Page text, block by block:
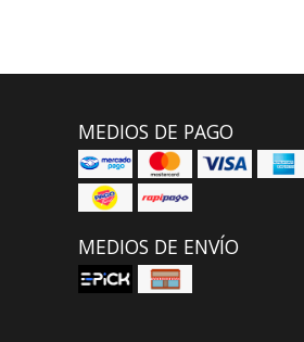
MEDIOS DE PAGO
MEDIOS DE ENVÍO